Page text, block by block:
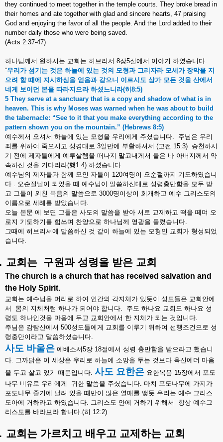
they continued to meet together in the temple courts. They broke bread in
their homes and ate together with glad and sincere hearts, 47 praising
God and enjoying the favor of all the people. And the Lord added to their
number daily those who were being saved.
(Acts 2:37-47)
하나님께서 원하시는 교회는 히브리서 8장5절에서 이야기 하였습니다.
“우리가 섬기는 것은 하늘에 있는 것의 모형과 그리자라 모세가 장막을 지
으려 할 때에 지시하심을 얻음과 같으니 이르시도 삼가 모든 것을 산에서
네게 보이던 본을 따라지으라 하셨느니라(히 8:5)
5 They serve at a sanctuary that is a copy and shadow of what is in
heaven. This is why Moses was warned when he was about to build
the tabernacle: “See to it that you make everything according to the
pattern shown you on the mountain.” (Hebrews 8:5)
예수께서 오셔서 하늘에 있는 모형을 우리에게 주셨습니다. 주님은 우리
죄를 위하여 죽으시고 성경대로 3일만에 부활하셔서 (고전 15:3) 승천하시
기 전에 제자들에게 예루살렘을 떠나지 말고내게서 들은 바 아버지께서 약
속하신 것을 기다리라(행1:4) 하셨습니다.
예수님의 제자들과 함께 모인 자들이 120여명이 오순절까지 기도하였습니
다 . 오순절날이 되었을 때 예수님이 말씀하신대로 성령충만함을 모두 받
고 그들이 외친 복음의 말씀으로 3000명이상이 회개하고 예수 그리스도의
이름으로 세례를 받았습니다.
오늘 본문 에 보면 그들은 사도의 말씀을 받아 서로 교제하고 떡을 떼며 오
로지 기도하기를 힘쓰며 찬양으로 하나님께 영광을 돌렸습니다.
그때에 히브리서에 말씀하신 것 같이 하늘에 있는 모형인 교회가 형성되었
습니다.
교회는 구원과 성령을 받은 교회
The church is a church that has received salvation and
the Holy Spirit.
교회는 예수님을 머리로 하여 인간의 각지체가 있듯이 성도들은 교회안에
서
몸의 지체처럼 하나가 되어야 합니다. 주도 하나요 교회도 하나요 성
령도 하나인것을 마음에 두고 교회안에서 한 지체가 되는 것입니다.
주님은 감람산에서 500성도들에게 교회를 이루기 위하여 선행조건으로 성
령충만이라고 말씀하셨습니다.
사도 바울은 에베소서5장 18절에서 성령 충만함을 받으라고 했습니
다. 그까닭은 이 세상은 우리로 하늘에 소망을 두는 것보다 육신에더 마음
을 두고 살고 있기 때문입니다. 사도 요한은 요한복음 15장에서 포도
나무 비유로 우리에게 귀한 말씀을 주셨습니다. 마치 포도나무에 가지가
포도나무 줄기에 달려 있을 때만이 많은 열매를 맺듯 우리는 예수 그리스
도아에 거하라고 하였습니다. 그리스도 안에 거하기 위해서 항상 예수그
리스도를 바라보라 합니다.(히 12:2)
교회는 가르치고 배우고 교제하는 교회